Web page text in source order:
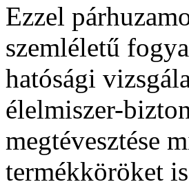
Ezzel
szemléletű
hatósági
élelmiszer-
megtévesztése
termékköröket